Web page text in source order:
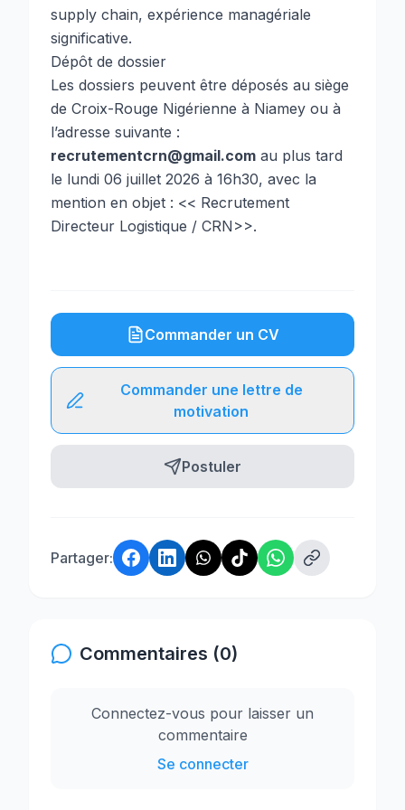
supply chain, expérience managériale
significative.
Dépôt de dossier
Les dossiers peuvent être déposés au siège
de Croix-Rouge Nigérienne à Niamey ou à
l’adresse suivante :
recrutementcrn@gmail.com au plus tard
le lundi 06 juillet 2026 à 16h30, avec la
mention en objet : << Recrutement
Directeur Logistique / CRN>>.
Commander un CV
Commander une lettre de
motivation
Postuler
Partager:
Commentaires (0)
Connectez-vous pour laisser un
commentaire
Se connecter